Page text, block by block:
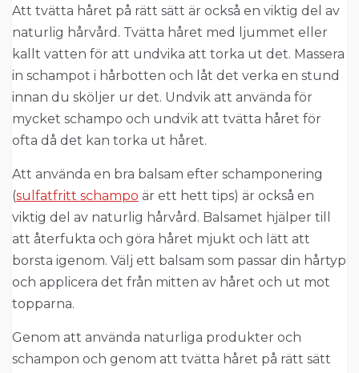
Att tvätta håret på rätt sätt är också en viktig del av
naturlig hårvård. Tvätta håret med ljummet eller
kallt vatten för att undvika att torka ut det. Massera
in schampot i hårbotten och låt det verka en stund
innan du sköljer ur det. Undvik att använda för
mycket schampo och undvik att tvätta håret för
ofta då det kan torka ut håret.
Att använda en bra balsam efter schamponering
(sulfatfritt schampo är ett hett tips) är också en
viktig del av naturlig hårvård. Balsamet hjälper till
att återfukta och göra håret mjukt och lätt att
borsta igenom. Välj ett balsam som passar din hårtyp
och applicera det från mitten av håret och ut mot
topparna.
Genom att använda naturliga produkter och
schampon och genom att tvätta håret på rätt sätt